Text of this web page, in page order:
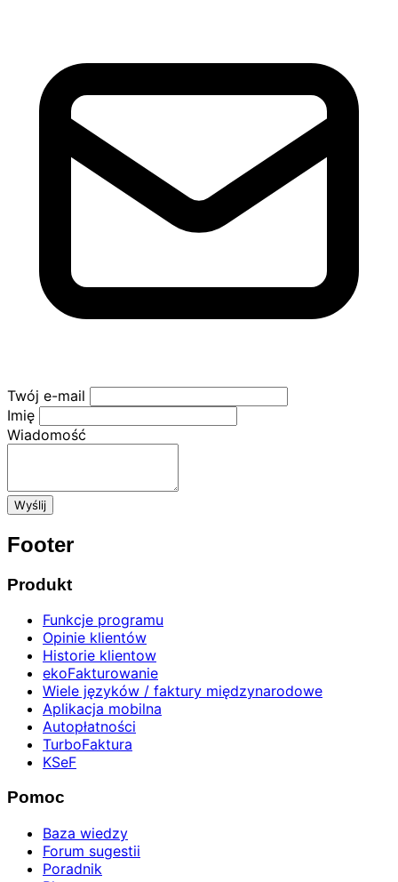
Twój e-mail
Imię
Wiadomość
Wyślij
Footer
Produkt
Funkcje programu
Opinie klientów
Historie klientow
ekoFakturowanie
Wiele języków / faktury międzynarodowe
Aplikacja mobilna
Autopłatności
TurboFaktura
KSeF
Pomoc
Baza wiedzy
Forum sugestii
Poradnik